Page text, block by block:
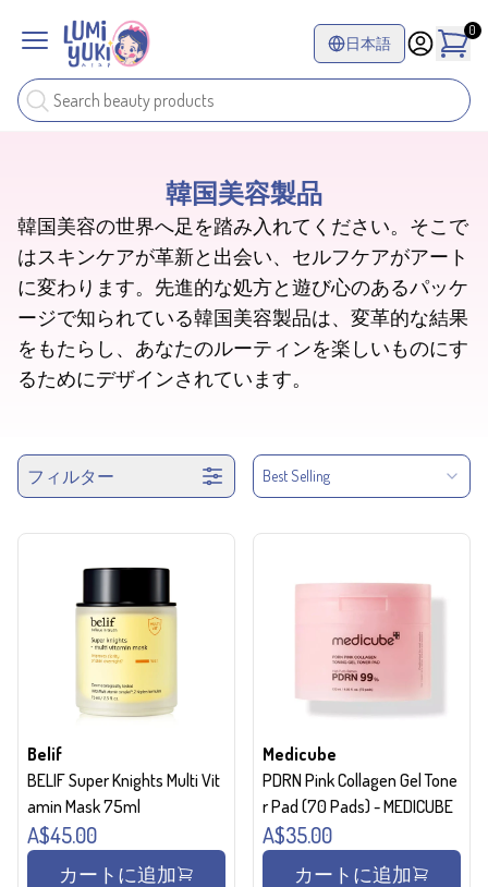
日本語
0
韓国美容製品
韓国美容の世界へ足を踏み入れてください。そこで
はスキンケアが革新と出会い、セルフケアがアート
に変わります。先進的な処方と遊び心のあるパッケ
ージで知られている韓国美容製品は、変革的な結果
をもたらし、あなたのルーティンを楽しいものにす
るためにデザインされています。
フィルター Best Selling
Belif
BELIF Super Knights Multi Vit
amin Mask 75ml
A$45.00
カートに追加
Medicube
PDRN Pink Collagen Gel Tone
r Pad (70 Pads) - MEDICUBE
A$35.00
カートに追加